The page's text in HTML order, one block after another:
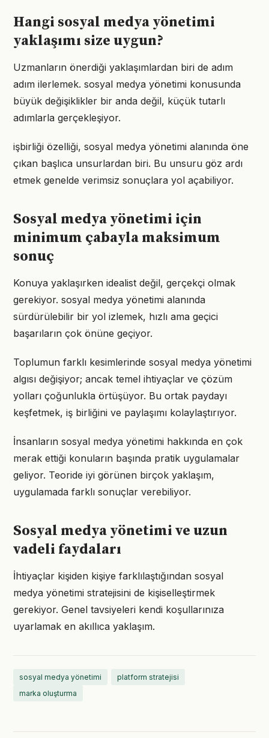
Hangi sosyal medya yönetimi
yaklaşımı size uygun?
Uzmanların önerdiği yaklaşımlardan biri de adım
adım ilerlemek. sosyal medya yönetimi konusunda
büyük değişiklikler bir anda değil, küçük tutarlı
adımlarla gerçekleşiyor.
işbirliği özelliği, sosyal medya yönetimi alanında öne
çıkan başlıca unsurlardan biri. Bu unsuru göz ardı
etmek genelde verimsiz sonuçlara yol açabiliyor.
Sosyal medya yönetimi için
minimum çabayla maksimum
sonuç
Konuya yaklaşırken idealist değil, gerçekçi olmak
gerekiyor. sosyal medya yönetimi alanında
sürdürülebilir bir yol izlemek, hızlı ama geçici
başarıların çok önüne geçiyor.
Toplumun farklı kesimlerinde sosyal medya yönetimi
algısı değişiyor; ancak temel ihtiyaçlar ve çözüm
yolları çoğunlukla örtüşüyor. Bu ortak paydayı
keşfetmek, iş birliğini ve paylaşımı kolaylaştırıyor.
İnsanların sosyal medya yönetimi hakkında en çok
merak ettiği konuların başında pratik uygulamalar
geliyor. Teoride iyi görünen birçok yaklaşım,
uygulamada farklı sonuçlar verebiliyor.
Sosyal medya yönetimi ve uzun
vadeli faydaları
İhtiyaçlar kişiden kişiye farklılaştığından sosyal
medya yönetimi stratejisini de kişiselleştirmek
gerekiyor. Genel tavsiyeleri kendi koşullarınıza
uyarlamak en akıllıca yaklaşım.
sosyal medya yönetimi
platform stratejisi
marka oluşturma